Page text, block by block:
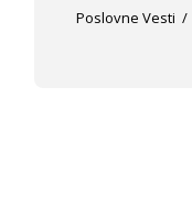
Poslovne Vesti